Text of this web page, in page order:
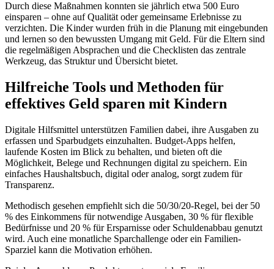
Durch diese Maßnahmen konnten sie jährlich etwa 500 Euro
einsparen – ohne auf Qualität oder gemeinsame Erlebnisse zu
verzichten. Die Kinder wurden früh in die Planung mit eingebunden
und lernen so den bewussten Umgang mit Geld. Für die Eltern sind
die regelmäßigen Absprachen und die Checklisten das zentrale
Werkzeug, das Struktur und Übersicht bietet.
Hilfreiche Tools und Methoden für
effektives Geld sparen mit Kindern
Digitale Hilfsmittel unterstützen Familien dabei, ihre Ausgaben zu
erfassen und Sparbudgets einzuhalten. Budget-Apps helfen,
laufende Kosten im Blick zu behalten, und bieten oft die
Möglichkeit, Belege und Rechnungen digital zu speichern. Ein
einfaches Haushaltsbuch, digital oder analog, sorgt zudem für
Transparenz.
Methodisch gesehen empfiehlt sich die 50/30/20-Regel, bei der 50
% des Einkommens für notwendige Ausgaben, 30 % für flexible
Bedürfnisse und 20 % für Ersparnisse oder Schuldenabbau genutzt
wird. Auch eine monatliche Sparchallenge oder ein Familien-
Sparziel kann die Motivation erhöhen.